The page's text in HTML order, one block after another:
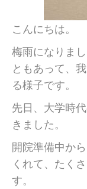
こんにちは。
梅雨になりま
ともあって、
る様子です。
先日、大学時
きました。
開院準備中か
くれて、たく
す。